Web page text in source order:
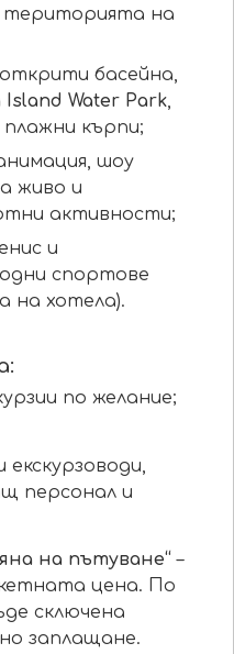
територията на
басейна,
Island Water Park
плажни кърпи;
шоу
живо и
активности;
и
спортове
на хотела).
по желание;
персонал и
на пътуване“ –
цена. По
сключена
заплащане.